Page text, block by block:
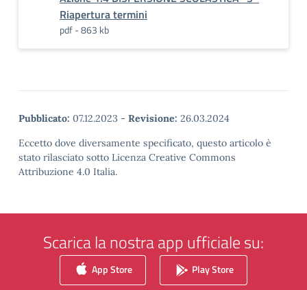
Riapertura termini
pdf - 863 kb
Pubblicato: 07.12.2023 - Revisione: 26.03.2024
Eccetto dove diversamente specificato, questo articolo è
stato rilasciato sotto Licenza Creative Commons
Attribuzione 4.0 Italia.
Scarica la nostra app ufficiale su:
App Store Play Store